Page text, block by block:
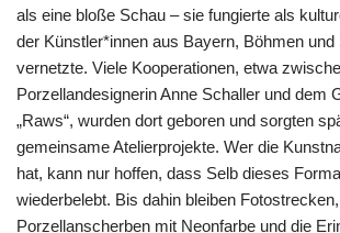
als eine bloße Schau – sie fungierte als
der Künstler*innen aus Bayern, Böhmen und
vernetzte. Viele Kooperationen, etwa
Porzellandesignerin Anne Schaller und dem
„Raws“, wurden dort geboren und sorgten
gemeinsame Atelierprojekte. Wer die
hat, kann nur hoffen, dass Selb dieses
wiederbelebt. Bis dahin bleiben Fotostrecken,
Porzellanscherben mit Neonfarbe und die